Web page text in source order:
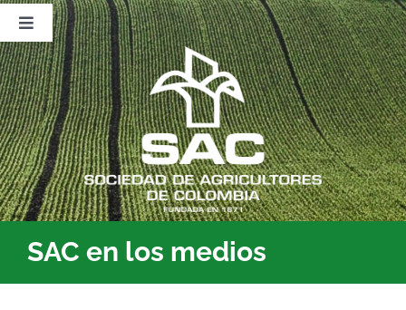
Saltar
contenido
Toggle
Navigation
Nosotros
Publicaciones
Sala de Prensa
Eventos
SAC en los medios